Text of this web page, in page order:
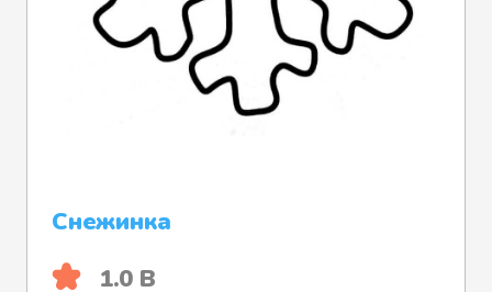
Снежинка
1.0 B